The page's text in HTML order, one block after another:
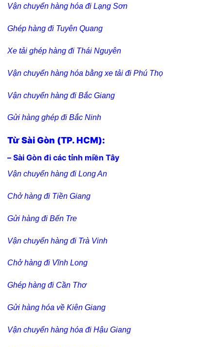
Vận chuyển hàng hóa đi Lạng Sơn
Ghép hàng đi Tuyên Quang
Xe tải ghép hàng đi Thái Nguyên
Vận chuyển hàng hóa bằng xe tải đi Phú Thọ
Vận chuyển hàng đi Bắc Giang
Gửi hàng ghép đi Bắc Ninh
Từ Sài Gòn (TP. HCM):
– Sài Gòn đi các tỉnh miền Tây
Vận chuyển hàng đi Long An
Chở hàng đi Tiền Giang
Gửi hàng đi Bến Tre
Vận chuyển hàng đi Trà Vinh
Chở hàng đi Vĩnh Long
Ghép hàng đi Cần Thơ
Gửi hàng hóa về Kiên Giang
Vận chuyển hàng hóa đi Hậu Giang